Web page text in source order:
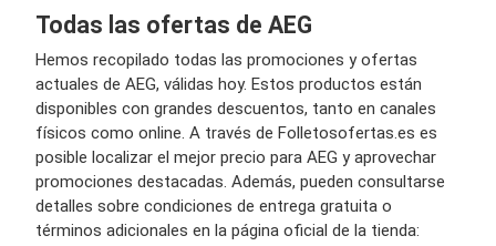
Todas las ofertas de AEG
Hemos recopilado todas las promociones y ofertas
actuales de AEG, válidas hoy. Estos productos están
disponibles con grandes descuentos, tanto en canales
físicos como online. A través de Folletosofertas.es es
posible localizar el mejor precio para AEG y aprovechar
promociones destacadas. Además, pueden consultarse
detalles sobre condiciones de entrega gratuita o
términos adicionales en la página oficial de la tienda: